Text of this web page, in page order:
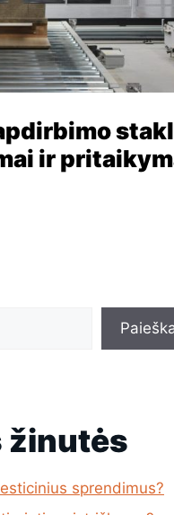
ir
žinutės
sprendimus?